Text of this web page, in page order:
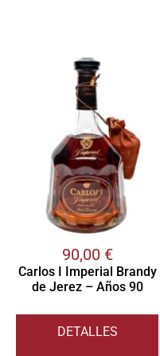
90,00 €
Carlos I Imperial Brandy
de Jerez – Años 90
DETALLES